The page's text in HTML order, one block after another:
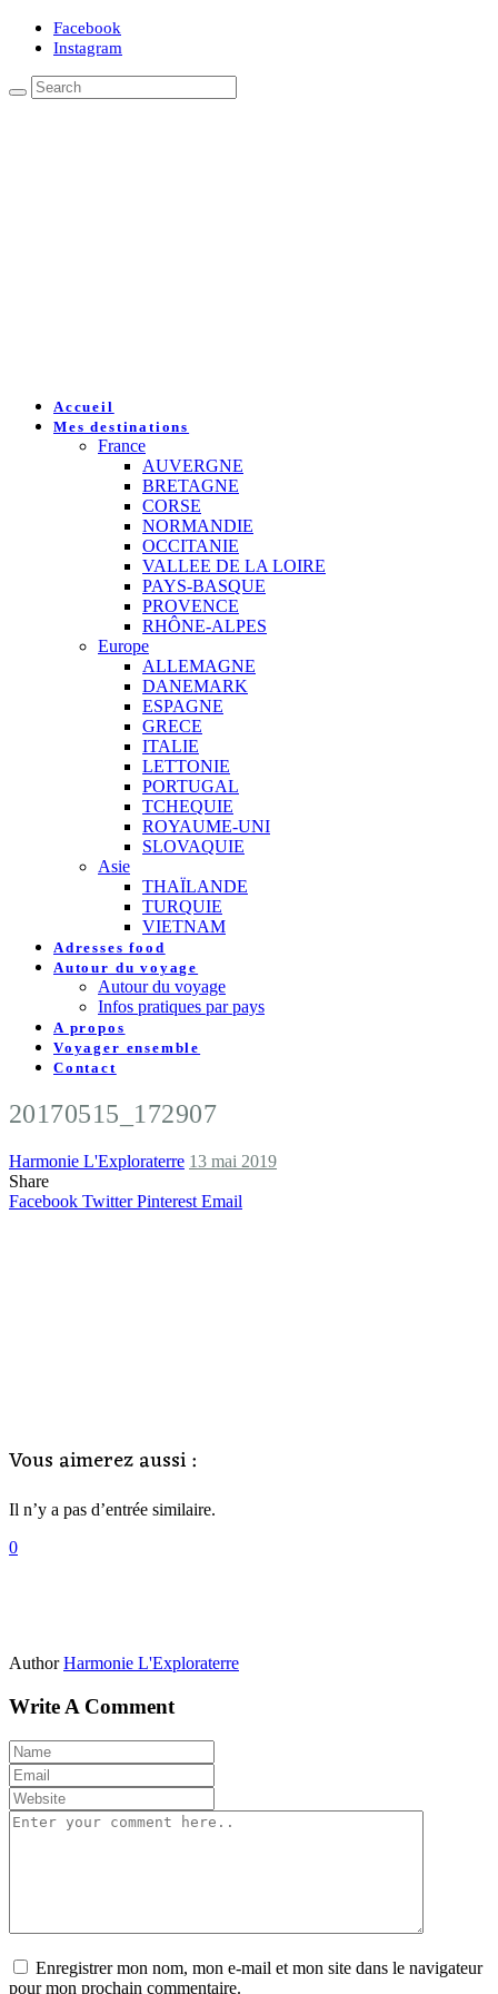
Facebook
Instagram
Accueil
Mes destinations
France
AUVERGNE
BRETAGNE
CORSE
NORMANDIE
OCCITANIE
VALLEE DE LA LOIRE
PAYS-BASQUE
PROVENCE
RHÔNE-ALPES
Europe
ALLEMAGNE
DANEMARK
ESPAGNE
GRECE
ITALIE
LETTONIE
PORTUGAL
TCHEQUIE
ROYAUME-UNI
SLOVAQUIE
Asie
THAÏLANDE
TURQUIE
VIETNAM
Adresses food
Autour du voyage
Autour du voyage
Infos pratiques par pays
A propos
Voyager ensemble
Contact
20170515_172907
Harmonie L'Exploraterre 13 mai 2019
Share
Facebook Twitter Pinterest Email
Vous aimerez aussi :
Il n’y a pas d’entrée similaire.
0
Author Harmonie L'Exploraterre
Write A Comment
Enregistrer mon nom, mon e-mail et mon site dans le navigateur
pour mon prochain commentaire.